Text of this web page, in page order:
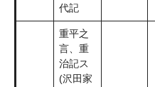
代記
重平之
言、重
治記ス
(沢田家